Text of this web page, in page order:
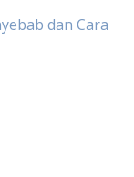
dan Cara